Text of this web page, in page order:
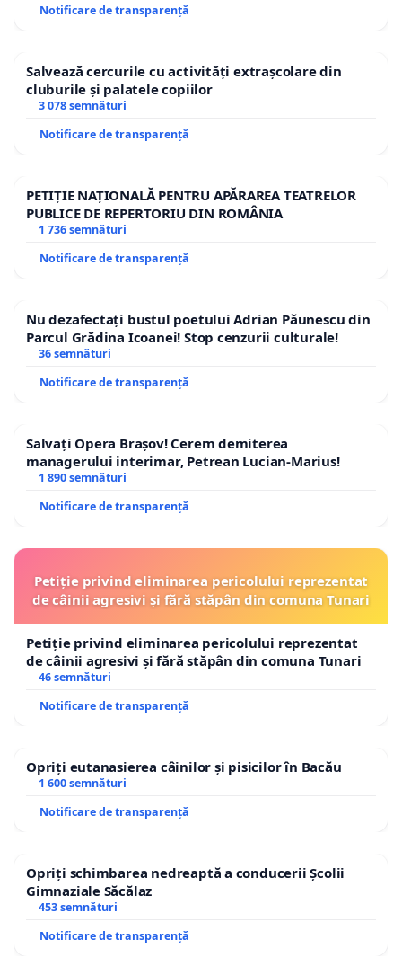
Notificare de transparență
Salvează cercurile cu activități extrașcolare din
cluburile și palatele copiilor
3 078 semnături
Notificare de transparență
PETIȚIE NAȚIONALĂ PENTRU APĂRAREA TEATRELOR
PUBLICE DE REPERTORIU DIN ROMÂNIA
1 736 semnături
Notificare de transparență
Nu dezafectați bustul poetului Adrian Păunescu din
Parcul Grădina Icoanei! Stop cenzurii culturale!
36 semnături
Notificare de transparență
Salvați Opera Brașov! Cerem demiterea
managerului interimar, Petrean Lucian-Marius!
1 890 semnături
Notificare de transparență
Petiție privind eliminarea pericolului reprezentat
de câinii agresivi și fără stăpân din comuna Tunari
Petiție privind eliminarea pericolului reprezentat
de câinii agresivi și fără stăpân din comuna Tunari
46 semnături
Notificare de transparență
Opriți eutanasierea câinilor și pisicilor în Bacău
1 600 semnături
Notificare de transparență
Opriți schimbarea nedreaptă a conducerii Școlii
Gimnaziale Săcălaz
453 semnături
Notificare de transparență